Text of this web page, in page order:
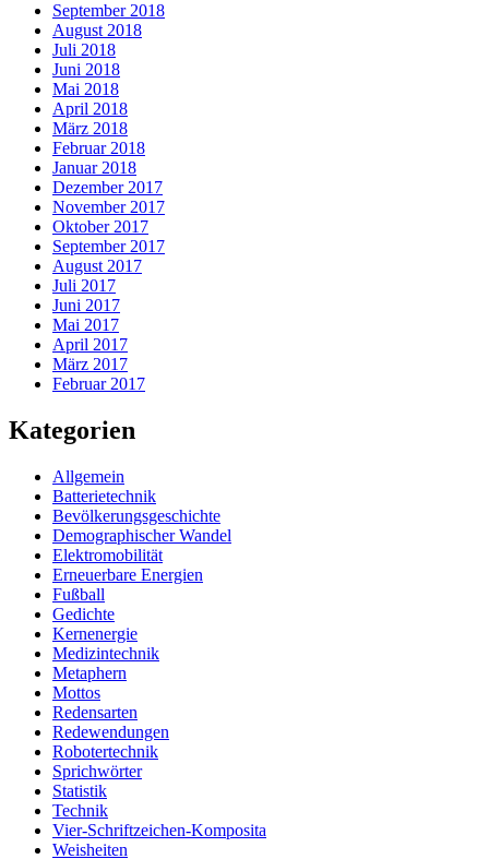
September 2018
August 2018
Juli 2018
Juni 2018
Mai 2018
April 2018
März 2018
Februar 2018
Januar 2018
Dezember 2017
November 2017
Oktober 2017
September 2017
August 2017
Juli 2017
Juni 2017
Mai 2017
April 2017
März 2017
Februar 2017
Kategorien
Allgemein
Batterietechnik
Bevölkerungsgeschichte
Demographischer Wandel
Elektromobilität
Erneuerbare Energien
Fußball
Gedichte
Kernenergie
Medizintechnik
Metaphern
Mottos
Redensarten
Redewendungen
Robotertechnik
Sprichwörter
Statistik
Technik
Vier-Schriftzeichen-Komposita
Weisheiten